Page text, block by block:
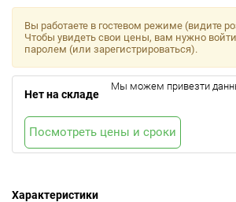
Характеристики
Вы работаете в гостевом режиме (видите
Чтобы увидеть свои цены, вам нужно
паролем (или зарегистрироваться).
Нет на складе
Мы можем привезти
Посмотреть цены и сроки